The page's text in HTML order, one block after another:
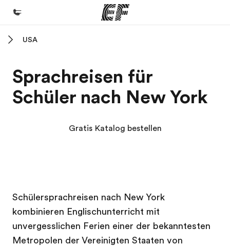
Programme
Alle Programme ansehen
Karriere
Werde Teil unseres Teams
USA
Sprachreisen für
Schüler nach New York
Gratis Katalog bestellen
Schülersprachreisen nach New York
kombinieren Englischunterricht mit
unvergesslichen Ferien einer der bekanntesten
Metropolen der Vereinigten Staaten von